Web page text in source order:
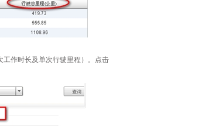
工作时长及单次行驶里程）。点击